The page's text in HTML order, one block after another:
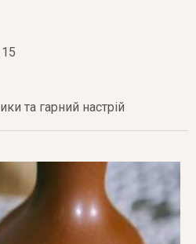
та гарний настрій